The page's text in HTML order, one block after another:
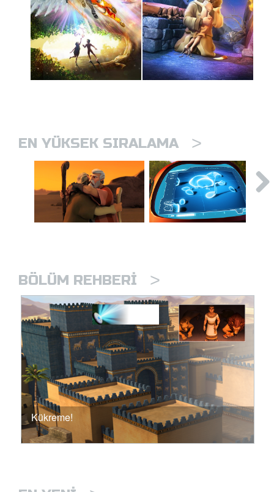
EN YÜKSEK SIRALAMA >
BÖLÜM REHBERI >
Kükreme!